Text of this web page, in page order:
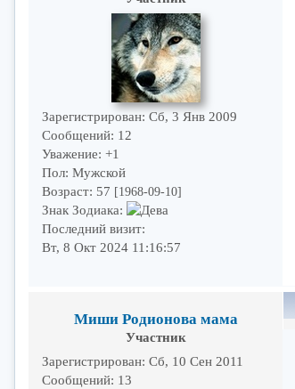
Зарегистрирован: Сб, 3 Янв 2009
Сообщений: 12
Уважение: +1
Пол: Мужской
Возраст: 57 [1968-09-10]
Знак Зодиака:
Последний визит:
Вт, 8 Окт 2024 11:16:57
Миши Родионова мама
Участник
Зарегистрирован: Сб, 10 Сен 2011
Сообщений: 13